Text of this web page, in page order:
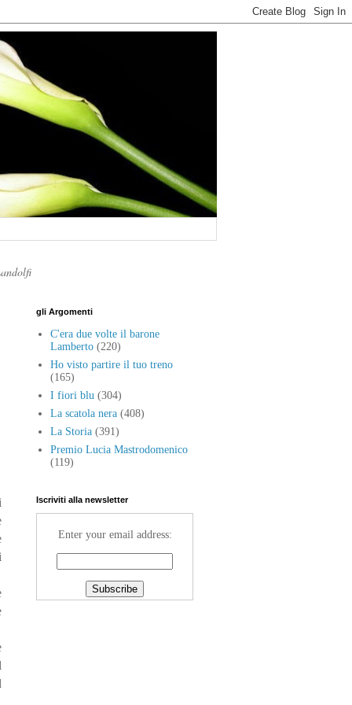
gli Argomenti
C'era due volte il barone
Lamberto (220)
Ho visto partire il tuo treno
(165)
I fiori blu (304)
La scatola nera (408)
La Storia (391)
Premio Lucia Mastrodomenico
(119)
Iscriviti alla newsletter
Enter your email address: